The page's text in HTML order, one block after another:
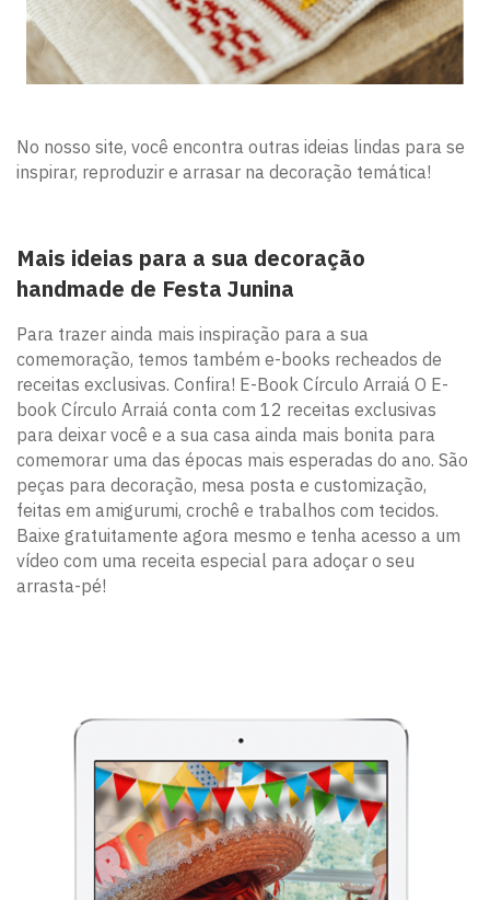
No nosso site, você encontra outras ideias lindas para se
inspirar, reproduzir e arrasar na decoração temática!
Mais ideias para a sua decoração
handmade de Festa Junina
Para trazer ainda mais inspiração para a sua
comemoração, temos também e-books recheados de
receitas exclusivas. Confira! E-Book Círculo Arraiá O E-
book Círculo Arraiá conta com 12 receitas exclusivas
para deixar você e a sua casa ainda mais bonita para
comemorar uma das épocas mais esperadas do ano. São
peças para decoração, mesa posta e customização,
feitas em amigurumi, crochê e trabalhos com tecidos.
Baixe gratuitamente agora mesmo e tenha acesso a um
vídeo com uma receita especial para adoçar o seu
arrasta-pé!